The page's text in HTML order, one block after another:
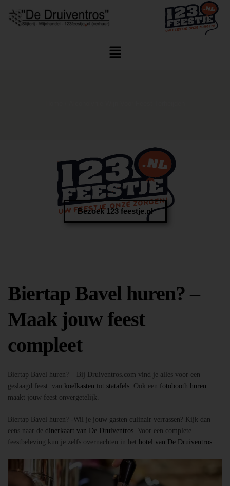
Bezoek 123 feestje.nl
Biertap Bavel huren? –
Maak jouw feest
compleet
Biertap Bavel huren? – Bij Druiventros.com vind je alles voor een
geslaagd feest: van koelkasten tot statafels. Ook een fotobooth huren
maakt jouw feest onvergetelijk.
Biertap Bavel huren? -Wil je jouw gasten culinair verrassen? Kijk dan
eens naar de dinerkaart van De Druiventros. Voor een complete
feestbeleving kun je zelfs overnachten in het hotel van De Druiventros.